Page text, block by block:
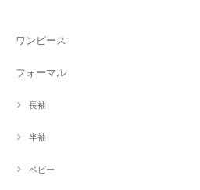
ワンピース
フォーマル
長袖
半袖
ベビー